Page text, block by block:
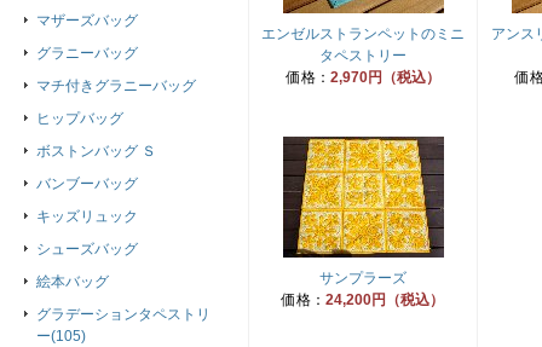
エンゼルストランペットのミニ
タペストリー
価格： 2,970円（税込）
アンス
価
サンプラーズ
価格： 24,200円（税込）
マザーズバッグ
グラニーバッグ
マチ付きグラニーバッグ
ヒップバッグ
ボストンバッグ Ｓ
バンブーバッグ
キッズリュック
シューズバッグ
絵本バッグ
グラデーションタペストリ
ー(105)